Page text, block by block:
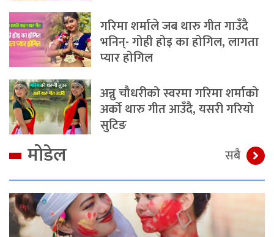
गरिमा शर्माले जब थारु गीत गाउँदै
भनिन्- गोही होइ का होगिल, लागता
प्यार होगिल
अन्नु चौधरीको स्वरमा गरिमा शर्माको
अर्को थारु गीत आउँदै, यसरी गरियो
सुटिङ
मोडेल सबै